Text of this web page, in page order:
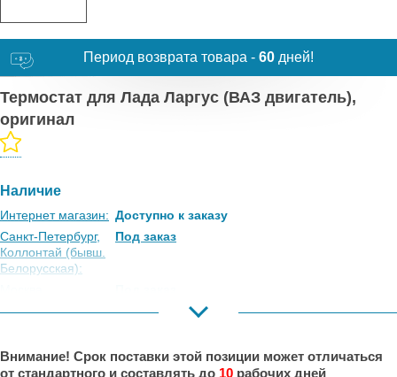
Период возврата товара - 60 дней!
Термостат для Лада Ларгус (ВАЗ двигатель),
оригинал
Наличие
Интернет магазин: Доступно к заказу
Санкт-Петербург,
Коллонтай (бывш.
Белорусская):
Под заказ
Порт:
Внимание! Срок поставки этой позиции может отличаться
от стандартного и составлять до 10 рабочих дней